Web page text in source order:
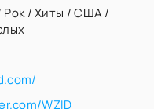
Рок/Хиты /США /
WZID